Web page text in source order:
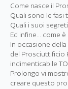
Come nasce il
Quali sono le fasi
Quali i suoi
Ed infine… come
In occasione
del Prosciuttificio
indimenticabile
Prolongo vi
creare questo